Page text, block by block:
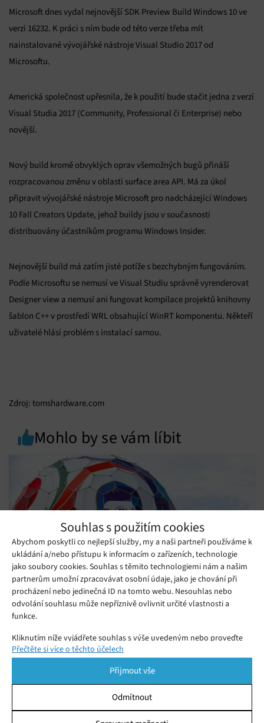
Souhlas s použitím cookies
Abychom poskytli co nejlepší služby, my a naši partneři používáme k
ukládání a/nebo přístupu k informacím o zařízeních, technologie
jako soubory cookies. Souhlas s těmito technologiemi nám a našim
partnerům umožní zpracovávat osobní údaje, jako je chování při
procházení nebo jedinečná ID na tomto webu. Nesouhlas nebo
odvolání souhlasu může nepříznivě ovlivnit určité vlastnosti a
funkce.
Kliknutím níže vyjádřete souhlas s výše uvedeným nebo proveďte
podrobnější rozhodnutí. Vaše volby budou použity pouze na tomto
pomocí přepínačů v Zásadách cookies nebo kliknutím na tlačítko
Spravovat souhlas ve spodní části obrazovky.
Přečtěte si více o těchto účelech
Přijmout vše
Odmítnout
Microsoft dnes vydal nejnovější SDK Preview Build Windows 10 ve
verzi 16232. K práci s ním bude od této verze třeba mít
nainstalované vývojářské nástroje Visual Studio 2017 od
Microsoftu.
Americká společnost upřesnila, že k použití bude stačit jedna z verzí
Visual Studia 2017 (Community, Professional či Enterprise) nebo
novější.
Nový build kromě obvyklých oprav všemožných bugů přináší
rozpracovanou změnu v oblasti surface area API. Má za úkol
připravit vývojářské nástroje Microsoft pro nadcházející Windows
10 Fall Creators Update, jehož buildy jsou v současnosti
distribuovány účastníkům programu Windows Insider.
Nejnovější build má zatím jisté potíže s bezchybným fungováním.
Podle Microsoftu se nemusí ve Visual Studiu správně vyrenderovat
Designer view a nemusí ani fungovat kompilace projektů knihovny
šablon C++ v prostředí WRL obsahující WinRT komponentu. Někteří
uživatelé hlásí problém s instalací samou.
Zdroj: tomshardware.com
Mohlo by se vám líbit
Fotbalové MS 2026 rozsuzuje AI. Rozhodčí
ji mají přímo na hřišti
Úterý 23. 06. 2026 Monika
Fotbalové MS 2026 v obležení umělé inteligence. Z rozhodčích